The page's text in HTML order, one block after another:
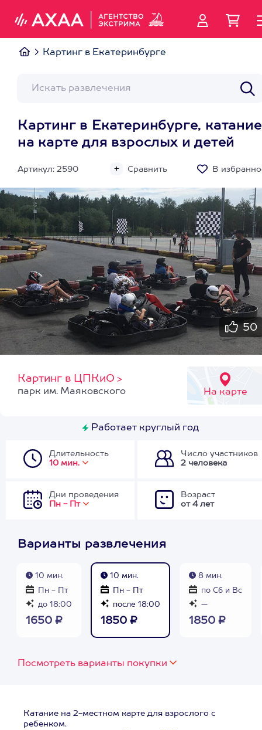
Картинг в Екатеринбурге
Картинг в Екатеринбурге, катание
на карте для взрослых и детей
Артикул: 2590 Сравнить В
50
Картинг в ЦПКиО >
На карте
парк им. Маяковского
Работает круглый год
Длительность
10 мин.
Число участников
2 человека
Дни проведения
Пн - Пт
Возраст
от 4 лет
Варианты развлечения
10 мин.
Пн - Пт
до 18:00
1650 ₽
10 мин.
Пн - Пт
после 18:00
1850 ₽
8 мин.
по Сб и Вс
—
1850 ₽
Посмотреть варианты покупки
Катание на 2-местном карте для взрослого с
ребенком.